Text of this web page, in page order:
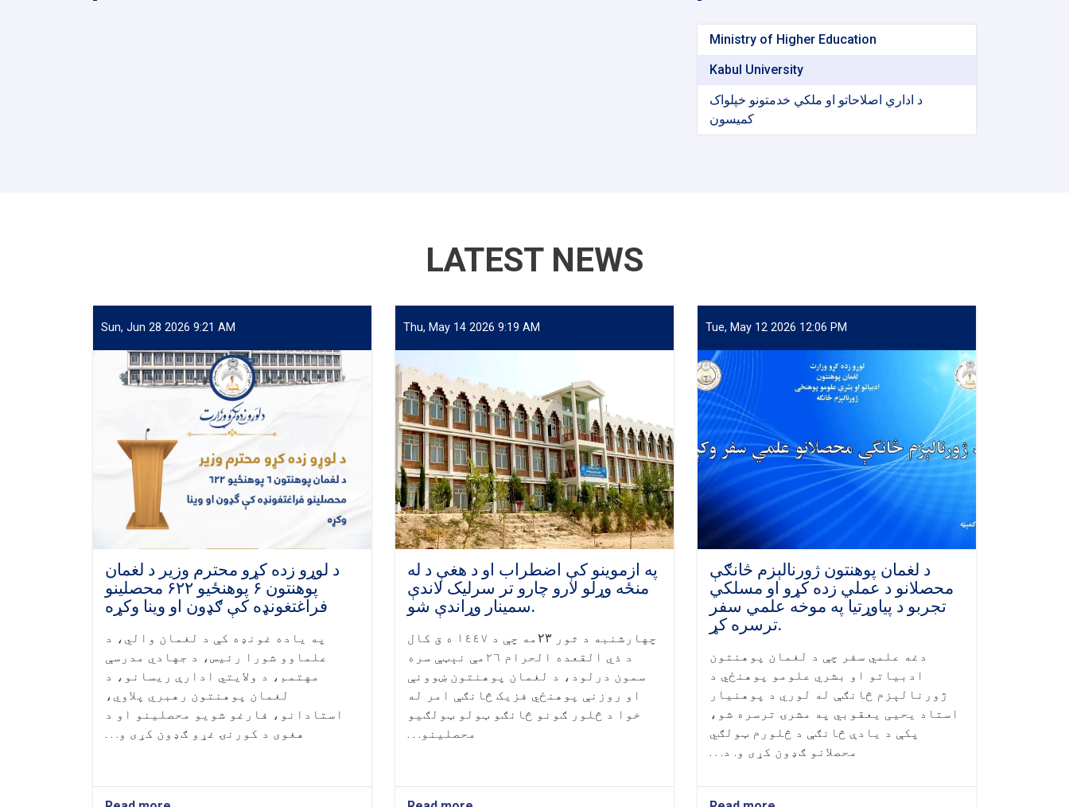
Ministry of Higher Education
Kabul University
د اداري اصلاحاتو او ملکي خدمتونو خپلواک
کمیسون
LATEST NEWS
Sun, Jun 28 2026 9:21 AM
د لوړو زده کړو محترم وزیر د لغمان
پوهنتون ۶ پوهنځيو ۶۲۲ محصلینو
فراغتغونډه کې ګډون او وینا وکړه
په یاده غونډه کې د لغمان والي، د
علماوو شورا رئيس، د جهادي مدرسې
مهتمم، د ولایتي ادارې ریسانو، د
لغمان پوهنتون رهبري پلاوي،
استادانو، فارغو شویو محصلینو او د
هغوی د کورنۍ غړو ګډون کړی و. . .
Thu, May 14 2026 9:19 AM
په ازموینو کې اضطراب او د هغې د له
منځه وړلو لارو چارو تر سرلیک لاندې
سمینار وړاندې شو.
چهارشنبه د ثور ۲۳
مه چې د ١٤٤٧ ه ق کال
د ذي القعده الحرام ٢٦مې نېټې سره
سمون درلود، د لغمان پوهنتون ښوونې
او روزنې پوهنځي فزیک څانګې امر له
خوا د څلور ګونو څانګو ټولو ټولګیو
محصلینو. . .
Tue, May 12 2026 12:06 PM
د لغمان پوهنتون ژورنالېزم څانګې
محصلانو د عملي زده کړو او مسلکي
تجربو د پیاوړتیا په موخه علمي سفر
ترسره کړ.
دغه علمي سفر چې د لغمان پوهنتون
ادبیاتو او بشري علومو پوهنځي د
ژورنالېزم څانګې له لوري د پوهنیار
استاد یحیی یعقوبي په مشرۍ ترسره شو،
پکې د یادې څانګې د څلورم ټولګي
محصلانو ګډون کړی و. د. . .